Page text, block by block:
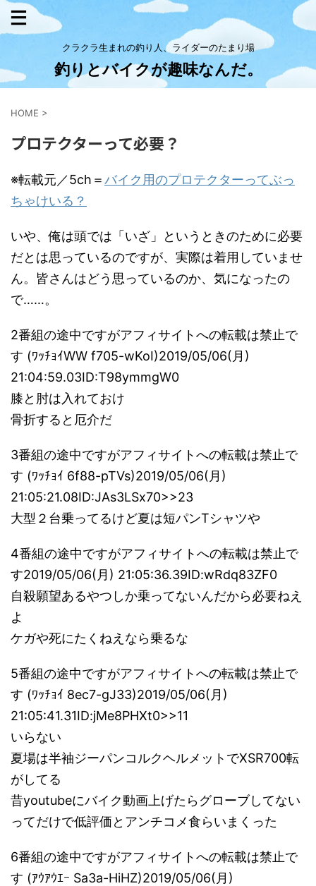
クラクラ生まれの釣り人、ライダーのたまり場
釣りとバイクが趣味なんだ。
HOME >
プロテクターって必要？
※転載元／5ch＝バイク用のプロテクターってぶっ
ちゃけいる？
いや、俺は頭では「いざ」というときのために必要
だとは思っているのですが、実際は着用していませ
ん。皆さんはどう思っているのか、気になったの
で……。
2番組の途中ですがアフィサイトへの転載は禁止で
す (ﾜｯﾁｮｲWW f705-wKoI)2019/05/06(月)
21:04:59.03ID:T98ymmgW0
膝と肘は入れておけ
骨折すると厄介だ
3番組の途中ですがアフィサイトへの転載は禁止で
す (ﾜｯﾁｮｲ 6f88-pTVs)2019/05/06(月)
21:05:21.08ID:JAs3LSx70>>23
大型２台乗ってるけど夏は短パンTシャツや
4番組の途中ですがアフィサイトへの転載は禁止で
す2019/05/06(月) 21:05:36.39ID:wRdq83ZF0
自殺願望あるやつしか乗ってないんだから必要ねえ
よ
ケガや死にたくねえなら乗るな
5番組の途中ですがアフィサイトへの転載は禁止で
す (ﾜｯﾁｮｲ 8ec7-gJ33)2019/05/06(月)
21:05:41.31ID:jMe8PHXt0>>11
いらない
夏場は半袖ジーパンコルクヘルメットでXSR700転
がしてる
昔youtubeにバイク動画上げたらグローブしてない
ってだけで低評価とアンチコメ食らいまくった
6番組の途中ですがアフィサイトへの転載は禁止で
す (ｱｳｱｳｴｰ Sa3a-HiHZ)2019/05/06(月)